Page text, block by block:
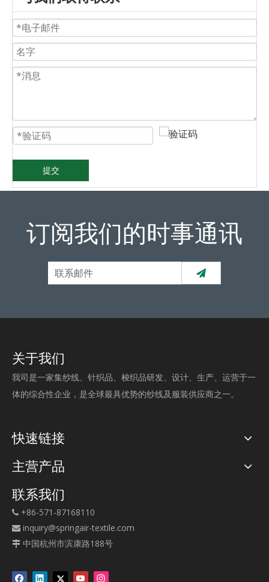
提交
订阅我们的时事通讯
关于我们
我司是一家集纱线、针织品、梭织品研发、设计、生产、运营于一
体的综合性企业，是全球最具优势的纱线及服装供应商之一。
快速链接
主营产品
联系我们
 +86-571-87168110
 inquiry@springair-textile.com
 中国杭州市滨康路188号